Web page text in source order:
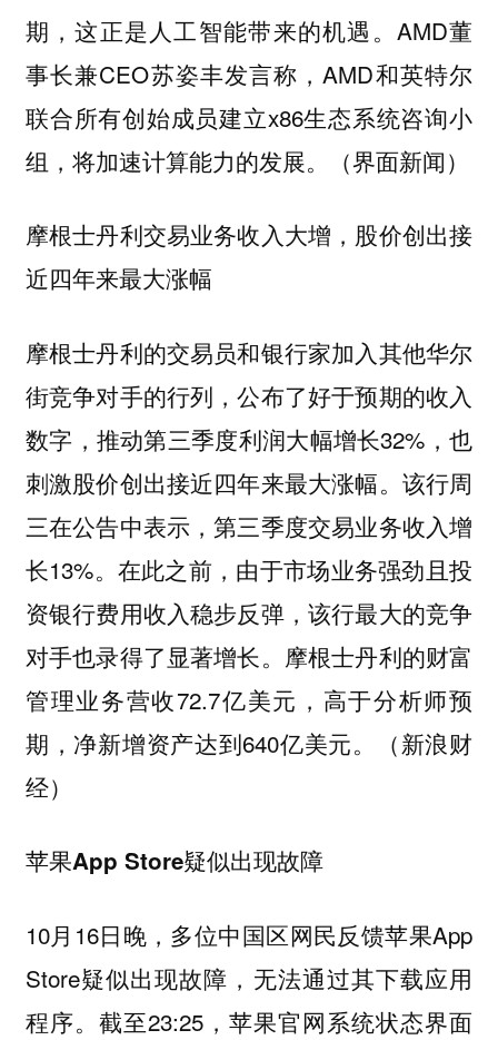
期，这正是人工智能带来的机遇。AMD董
事长兼CEO苏姿丰发言称，AMD和英特尔
联合所有创始成员建立x86生态系统咨询小
组，将加速计算能力的发展。（界面新闻）
摩根士丹利交易业务收入大增，股价创出接
近四年来最大涨幅
摩根士丹利的交易员和银行家加入其他华尔
街竞争对手的行列，公布了好于预期的收入
数字，推动第三季度利润大幅增长32%，也
刺激股价创出接近四年来最大涨幅。该行周
三在公告中表示，第三季度交易业务收入增
长13%。在此之前，由于市场业务强劲且投
资银行费用收入稳步反弹，该行最大的竞争
对手也录得了显著增长。摩根士丹利的财富
管理业务营收72.7亿美元，高于分析师预
期，净新增资产达到640亿美元。（新浪财
经）
苹果App Store疑似出现故障
10月16日晚，多位中国区网民反馈苹果App
Store疑似出现故障，无法通过其下载应用
程序。截至23:25，苹果官网系统状态界面